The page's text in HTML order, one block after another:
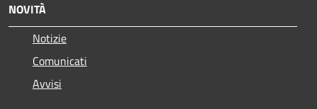
NOVITÀ
Notizie
Comunicati
Avvisi